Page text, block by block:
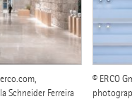
Schneider Ferreira
© ERCO